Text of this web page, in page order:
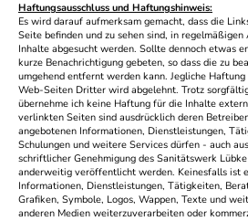
Haftungsausschluss und Haftungshinweis:
Es wird darauf aufmerksam gemacht, dass die
Seite befinden und zu sehen sind, in
Inhalte abgesucht werden. Sollte dennoch etwas
kurze Benachrichtigung gebeten, so dass die zu
umgehend entfernt werden kann. Jegliche
Web-Seiten Dritter wird abgelehnt. Trotz
übernehme ich keine Haftung für die Inhalte
verlinkten Seiten sind ausdrücklich deren
angebotenen Informationen, Dienstleistungen,
Schulungen und weitere Services dürfen - auch
schriftlicher Genehmigung des Sanitätswerk
anderweitig veröffentlicht werden. Keinesfalls ist
Informationen, Dienstleistungen, Tätigkeiten,
Grafiken, Symbole, Logos, Wappen, Texte und
anderen Medien weiterzuverarbeiten oder